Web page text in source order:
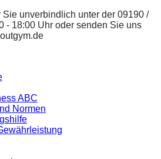
Sie unverbindlich unter der 09190 /
- 18:00 Uhr oder senden Sie uns
ABC
Normen